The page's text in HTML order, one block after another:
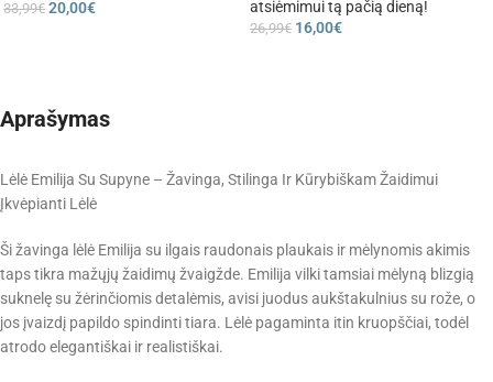
33,99€ 20,00€
atsiėmimui tą pačią dieną!
26,99€ 16,00€
Aprašymas
Lėlė Emilija Su Supyne – Žavinga, Stilinga Ir Kūrybiškam Žaidimui
Įkvėpianti Lėlė
Ši žavinga lėlė Emilija su ilgais raudonais plaukais ir mėlynomis akimis
taps tikra mažųjų žaidimų žvaigžde. Emilija vilki tamsiai mėlyną blizgią
suknelę su žėrinčiomis detalėmis, avisi juodus aukštakulnius su rože, o
jos įvaizdį papildo spindinti tiara. Lėlė pagaminta itin kruopščiai, todėl
atrodo elegantiškai ir realistiškai.